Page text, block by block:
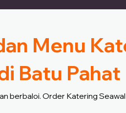
Menu
Batu Pahat
berbaloi. Order Katering